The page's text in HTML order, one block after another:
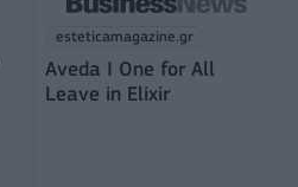
esteticamagazine.gr
Aveda I One for All
Leave in Elixir